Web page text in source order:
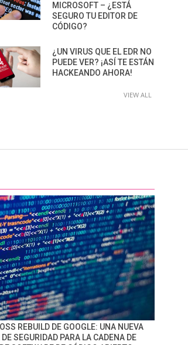
MICROSOFT – ¿ESTÁ
SEGURO TU EDITOR DE
CÓDIGO?
¿UN VIRUS QUE EL EDR NO
PUEDE VER? ¡ASÍ TE ESTÁN
HACKEANDO AHORA!
VIEW ALL
REBUILD DE GOOGLE: UNA NUEVA
SEGURIDAD PARA LA CADENA DE